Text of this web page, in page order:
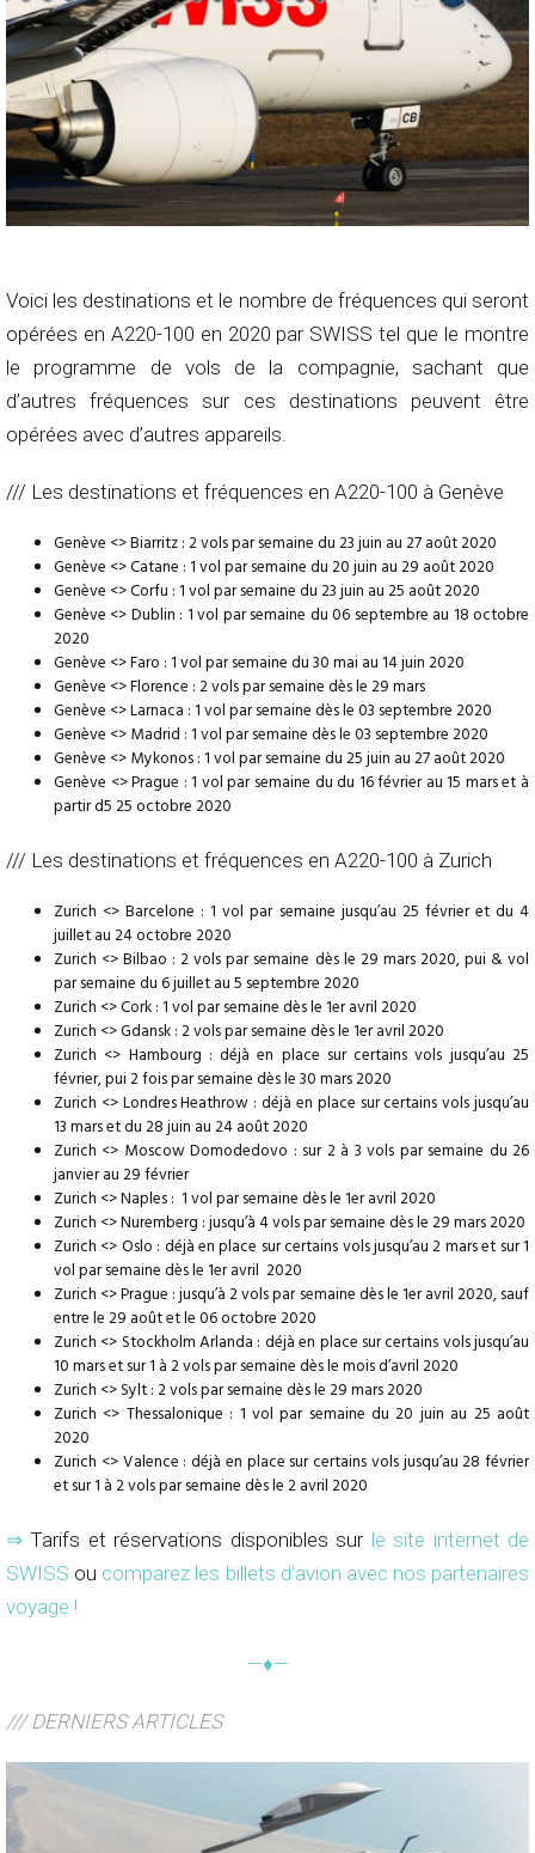
Voici les destinations et le nombre de fréquences qui seront
opérées en A220-100 en 2020 par SWISS tel que le montre
le programme de vols de la compagnie, sachant que
d’autres fréquences sur ces destinations peuvent être
opérées avec d’autres appareils.
/// Les destinations et fréquences en A220-100 à Genève
Genève <> Biarritz : 2 vols par semaine du 23 juin au 27 août 2020
Genève <> Catane : 1 vol par semaine du 20 juin au 29 août 2020
Genève <> Corfu : 1 vol par semaine du 23 juin au 25 août 2020
Genève <> Dublin : 1 vol par semaine du 06 septembre au 18 octobre
2020
Genève <> Faro : 1 vol par semaine du 30 mai au 14 juin 2020
Genève <> Florence : 2 vols par semaine dès le 29 mars
Genève <> Larnaca : 1 vol par semaine dès le 03 septembre 2020
Genève <> Madrid : 1 vol par semaine dès le 03 septembre 2020
Genève <> Mykonos : 1 vol par semaine du 25 juin au 27 août 2020
Genève <> Prague : 1 vol par semaine du du 16 février au 15 mars et à
partir d5 25 octobre 2020
/// Les destinations et fréquences en A220-100 à Zurich
Zurich <> Barcelone : 1 vol par semaine jusqu’au 25 février et du 4
juillet au 24 octobre 2020
Zurich <> Bilbao : 2 vols par semaine dès le 29 mars 2020, pui & vol
par semaine du 6 juillet au 5 septembre 2020
Zurich <> Cork : 1 vol par semaine dès le 1er avril 2020
Zurich <> Gdansk : 2 vols par semaine dès le 1er avril 2020
Zurich <> Hambourg : déjà en place sur certains vols jusqu’au 25
février, pui 2 fois par semaine dès le 30 mars 2020
Zurich <> Londres Heathrow : déjà en place sur certains vols jusqu’au
13 mars et du 28 juin au 24 août 2020
Zurich <> Moscow Domodedovo : sur 2 à 3 vols par semaine du 26
janvier au 29 février
Zurich <> Naples : 1 vol par semaine dès le 1er avril 2020
Zurich <> Nuremberg : jusqu’à 4 vols par semaine dès le 29 mars 2020
Zurich <> Oslo : déjà en place sur certains vols jusqu’au 2 mars et sur 1
vol par semaine dès le 1er avril 2020
Zurich <> Prague : jusqu’à 2 vols par semaine dès le 1er avril 2020, sauf
entre le 29 août et le 06 octobre 2020
Zurich <> Stockholm Arlanda : déjà en place sur certains vols jusqu’au
10 mars et sur 1 à 2 vols par semaine dès le mois d’avril 2020
Zurich <> Sylt : 2 vols par semaine dès le 29 mars 2020
Zurich <> Thessalonique : 1 vol par semaine du 20 juin au 25 août
2020
Zurich <> Valence : déjà en place sur certains vols jusqu’au 28 février
et sur 1 à 2 vols par semaine dès le 2 avril 2020
⇒Tarifs et réservations disponibles sur le site internet de
SWISS ou comparez les billets d’avion avec nos partenaires
voyage !
—♦—
/// DERNIERS ARTICLES